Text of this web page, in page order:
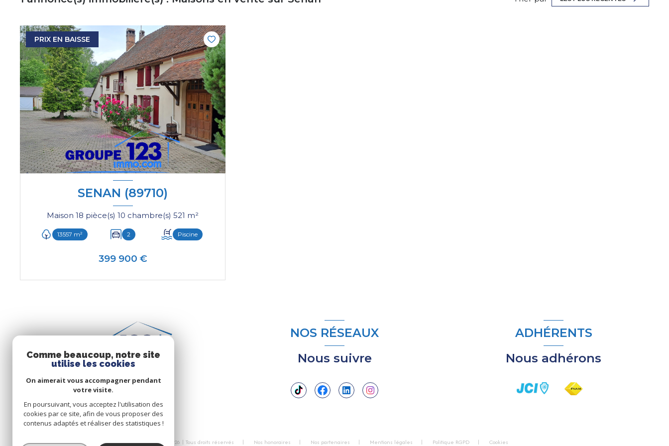
PRIX EN BAISSE
SENAN (89710)
Maison 18 pièce(s) 10 chambre(s) 521 m²
13557 m² 2 Piscine
399 900 €
VOIR LE BIEN
NOS RÉSEAUX
Nous suivre
ADHÉRENTS
Nous adhérons
© 2026 | Tous droits réservés Nos honoraires Nos partenaires Mentions légales Politique RGPD Cookies
Comme beaucoup, notre site
utilise les cookies
On aimerait vous accompagner pendant
votre visite.
En poursuivant, vous acceptez l'utilisation des
cookies par ce site, afin de vous proposer des
contenus adaptés et réaliser des statistiques !